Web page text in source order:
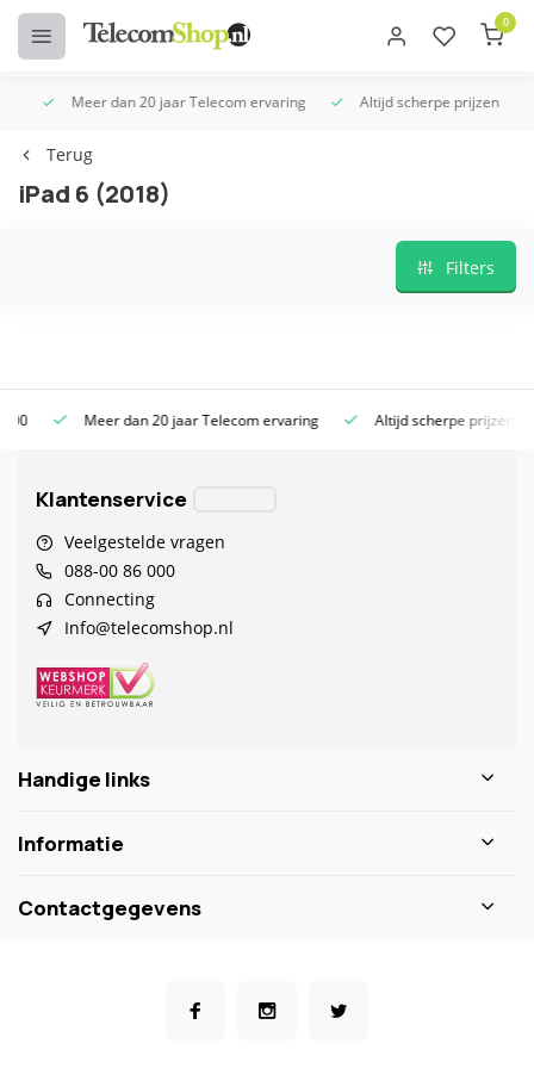
0
Meer dan 20 jaar Telecom ervaring Altijd scherpe prijzen
Terug
iPad 6 (2018)
Filters
Meer dan 20 jaar Telecom ervaring Altijd scherpe prijzen
Klantenservice
Veelgestelde vragen
088-00 86 000
Connecting
Info@telecomshop.nl
Handige links
Informatie
Contactgegevens